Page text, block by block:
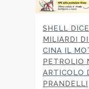
SHELL
MILIARDI
CINA IL
PETROLIO
ARTICOLO
PRANDELLI